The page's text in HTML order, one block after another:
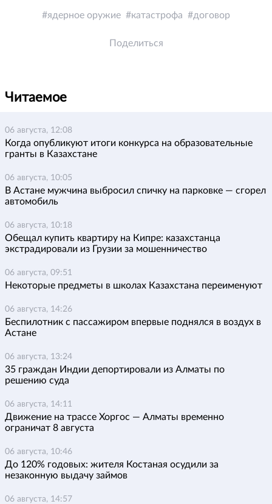
ядерное оружие катастрофа договор
Поделиться
Читаемое
06 августа, 12:08
Когда опубликуют итоги конкурса на образовательные
гранты в Казахстане
06 августа, 10:05
В Астане мужчина выбросил спичку на парковке — сгорел
автомобиль
06 августа, 10:18
Обещал купить квартиру на Кипре: казахстанца
экстрадировали из Грузии за мошенничество
06 августа, 09:51
Некоторые предметы в школах Казахстана переименуют
06 августа, 14:26
Беспилотник с пассажиром впервые поднялся в воздух в
Астане
06 августа, 13:24
35 граждан Индии депортировали из Алматы по
решению суда
06 августа, 14:11
Движение на трассе Хоргос — Алматы временно
ограничат 8 августа
06 августа, 10:46
До 120% годовых: жителя Костаная осудили за
незаконную выдачу займов
06 августа, 14:57